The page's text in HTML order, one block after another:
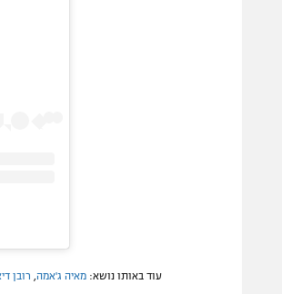
עוד באותו נושא: מאיה ג'אמה רובן